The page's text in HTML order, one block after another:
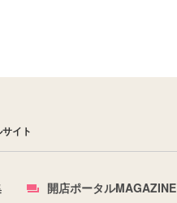
イト
開店ポータルMAGAZINE